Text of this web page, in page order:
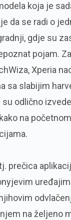
koja je
da se radi o
gdje su
pojam.
Xperia
sa slabijim
odlično
na
prečica
na željeno